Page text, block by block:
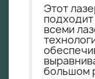
Этот
всеми
большом